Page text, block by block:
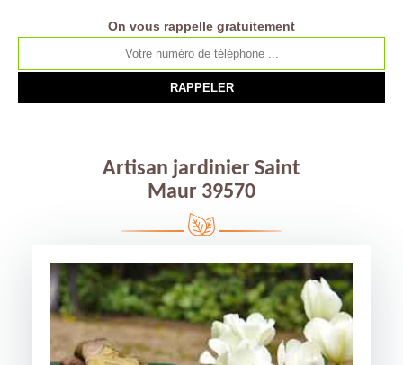
On vous rappelle gratuitement
Artisan jardinier Saint
Maur 39570